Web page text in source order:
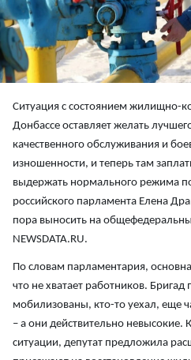
Ситуация с состоянием жилищно-
Донбассе оставляет желать
качественного обслуживания и
изношенности, и теперь там
выдержать нормального режима
российского парламента Елена
пора выносить на
NEWSDATA.RU.
По словам парламентария,
что не хватает работников.
мобилизованы, кто-то уехал, еще
– а они действительно невысокие.
ситуации, депутат предложила